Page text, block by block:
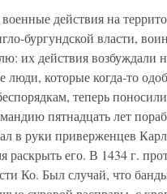
действия на
бургундской власти,
их действия возбуждали
люди, которые когда-то
теперь
пятнадцать лет
в руки приверженцев
раскрыть его. В 1434 г.
Ко. Был случай, что